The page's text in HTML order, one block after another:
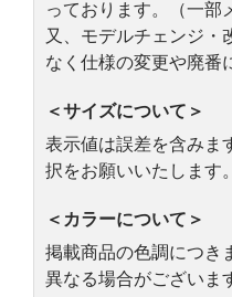
っております。（一部
又、モデルチェンジ・
なく仕様の変更や廃番
＜サイズについて＞
表示値は誤差を含みま
択をお願いいたします。
＜カラーについて＞
掲載商品の色調につき
異なる場合がございま